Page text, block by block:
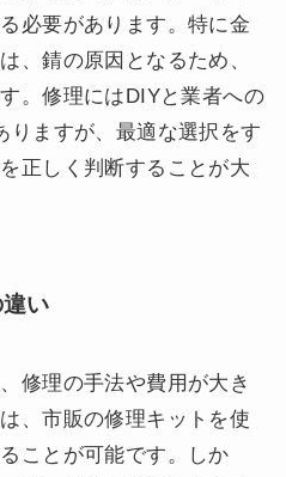
必要があります。特に金
、錆の原因となるため、
。修理にはDIYと業者への
りますが、最適な選択をす
正しく判断することが大
い
修理の手法や費用が大き
、市販の修理キットを使
ことが可能です。しか